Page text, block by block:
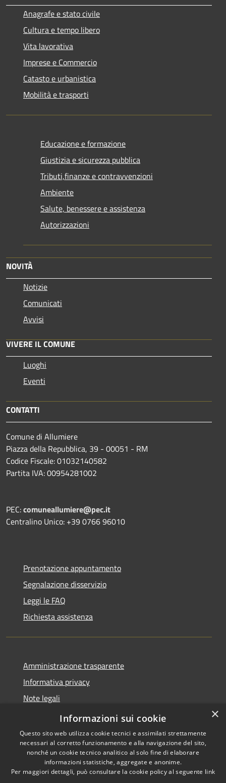
Anagrafe e stato civile
Cultura e tempo libero
Vita lavorativa
Imprese e Commercio
Catasto e urbanistica
Mobilità e trasporti
Educazione e formazione
Giustizia e sicurezza pubblica
Tributi,finanze e contravvenzioni
Ambiente
Salute, benessere e assistenza
Autorizzazioni
NOVITÀ
Notizie
Comunicati
Avvisi
VIVERE IL COMUNE
Luoghi
Eventi
CONTATTI
Comune di Allumiere
Piazza della Repubblica, 39 - 00051 - RM
Codice Fiscale: 01032140582
Partita IVA: 00954281002
PEC:comuneallumiere@pec.it
Centralino Unico: +39 0766 96010
Prenotazione appuntamento
Segnalazione disservizio
Leggi le FAQ
Richiesta assistenza
Amministrazione trasparente
Informativa privacy
Note legali
Dichiarazione di accessibilità
Accessibilità
Copyright © 2026 • Comune di
Allumiere • Powered by
×
Informazioni sui cookie
Questo sito web utilizza cookie tecnici e assimilati strettamente
necessari al corretto funzionamento e alla navigazione del sito,
nonché un cookie tecnico analitico al solo fine di elaborare
informazioni statistiche, aggregate e anonime.
Per maggiori dettagli, può consultare la cookie policy al seguente link